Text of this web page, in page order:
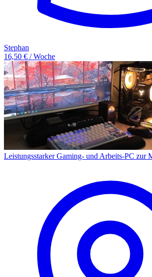
Stephan
16,50 € / Woche
Leistungsstarker Gaming- und Arbeits-PC zur